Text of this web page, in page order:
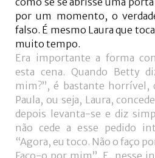
por um momento, o
falso. É mesmo Laura que
muito tempo.
Era importante a forma
esta cena. Quando Betty
mim?”, é bastante horrível,
Paula, ou seja, Laura,
depois levanta-se e diz
não cede a esse pedido
“Agora, eu toco. Não o faço